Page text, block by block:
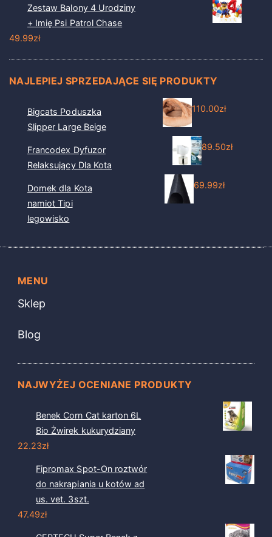
Zestaw Balony 4 Urodziny
+ Imię Psi Patrol Chase
49.99zł
NAJLEPIEJ SPRZEDAJĄCE SIĘ PRODUKTY
Bigcats Poduszka
Slipper Large Beige
110.00zł
Francodex Dyfuzor
Relaksujący Dla Kota
89.50zł
Domek dla Kota
namiot Tipi
legowisko
69.99zł
MENU
Sklep
Blog
NAJWYŻEJ OCENIANE PRODUKTY
Benek Corn Cat karton 6L
Bio Żwirek kukurydziany
22.23zł
Fipromax Spot-On roztwór
do nakrapiania u kotów ad
us. vet. 3szt.
47.49zł